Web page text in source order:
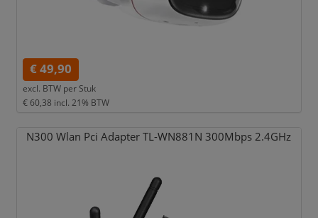
€ 49,90
excl. BTW per Stuk
€ 60,38 incl. 21% BTW
N300 Wlan Pci Adapter TL-WN881N 300Mbps 2.4GHz